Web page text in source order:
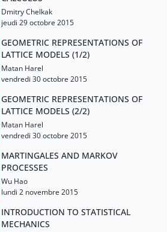
Dmitry Chelkak
jeudi 29 octobre 2015
GEOMETRIC REPRESENTATIONS OF
LATTICE MODELS (1/2)
Matan Harel
vendredi 30 octobre 2015
GEOMETRIC REPRESENTATIONS OF
LATTICE MODELS (2/2)
Matan Harel
vendredi 30 octobre 2015
MARTINGALES AND MARKOV
PROCESSES
Wu Hao
lundi 2 novembre 2015
INTRODUCTION TO STATISTICAL
MECHANICS